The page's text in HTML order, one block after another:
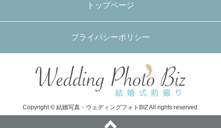
トップページ
プライバシーポリシー
Copyright © 結婚写真・ウェディングフォトBIZ All rights reserved.